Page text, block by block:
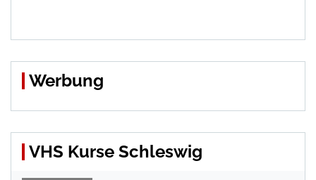
Werbung
VHS Kurse Schleswig